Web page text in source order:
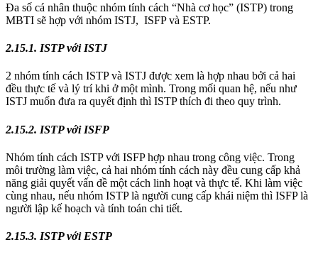
Đa số cá nhân thuộc nhóm tính cách “Nhà cơ học” (ISTP) trong
MBTI sẽ hợp với nhóm ISTJ, ISFP và ESTP.
2.15.1. ISTP với ISTJ
2 nhóm tính cách ISTP và ISTJ được xem là hợp nhau bởi cả hai
đều thực tế và lý trí khi ở một mình. Trong mối quan hệ, nếu như
ISTJ muốn đưa ra quyết định thì ISTP thích đi theo quy trình.
2.15.2. ISTP với ISFP
Nhóm tính cách ISTP với ISFP hợp nhau trong công việc. Trong
môi trường làm việc, cả hai nhóm tính cách này đều cung cấp khả
năng giải quyết vấn đề một cách linh hoạt và thực tế. Khi làm việc
cùng nhau, nếu nhóm ISTP là người cung cấp khái niệm thì ISFP là
người lập kế hoạch và tính toán chi tiết.
2.15.3. ISTP với ESTP